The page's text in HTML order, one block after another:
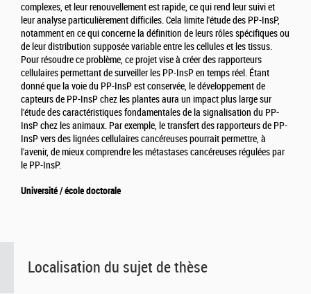
complexes, et leur renouvellement est rapide, ce qui rend leur suivi et
leur analyse particulièrement difficiles. Cela limite l'étude des PP-InsP,
notamment en ce qui concerne la définition de leurs rôles spécifiques ou
de leur distribution supposée variable entre les cellules et les tissus.
Pour résoudre ce problème, ce projet vise à créer des rapporteurs
cellulaires permettant de surveiller les PP-InsP en temps réel. Étant
donné que la voie du PP-InsP est conservée, le développement de
capteurs de PP-InsP chez les plantes aura un impact plus large sur
l'étude des caractéristiques fondamentales de la signalisation du PP-
InsP chez les animaux. Par exemple, le transfert des rapporteurs de PP-
InsP vers des lignées cellulaires cancéreuses pourrait permettre, à
l'avenir, de mieux comprendre les métastases cancéreuses régulées par
le PP-InsP.
Université / école doctorale
Localisation du sujet de thèse